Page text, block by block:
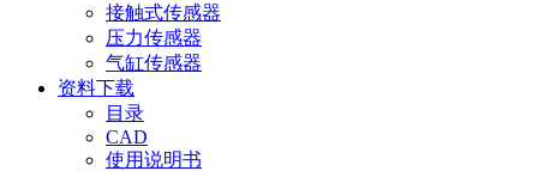
接触式传感器
压力传感器
气缸传感器
资料下载
目录
CAD
使用说明书